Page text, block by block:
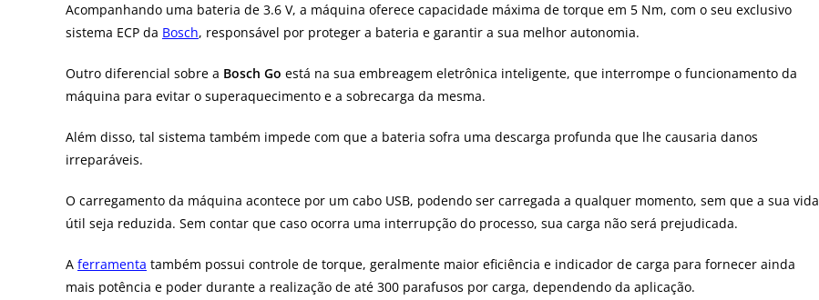
Acompanhando uma bateria de 3.6 V, a máquina oferece capacidade máxima de torque em 5 Nm, com o seu exclusivo
sistema ECP da Bosch, responsável por proteger a bateria e garantir a sua melhor autonomia.
Outro diferencial sobre a Bosch Go está na sua embreagem eletrônica inteligente, que interrompe o funcionamento da
máquina para evitar o superaquecimento e a sobrecarga da mesma.
Além disso, tal sistema também impede com que a bateria sofra uma descarga profunda que lhe causaria danos
irreparáveis.
O carregamento da máquina acontece por um cabo USB, podendo ser carregada a qualquer momento, sem que a sua vida
útil seja reduzida. Sem contar que caso ocorra uma interrupção do processo, sua carga não será prejudicada.
A ferramenta também possui controle de torque, geralmente maior eficiência e indicador de carga para fornecer ainda
mais potência e poder durante a realização de até 300 parafusos por carga, dependendo da aplicação.